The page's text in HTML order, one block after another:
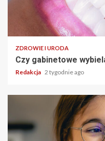
ZDROWIE I URODA
Czy gabinetowe
Redakcja 2 tygodnie ago